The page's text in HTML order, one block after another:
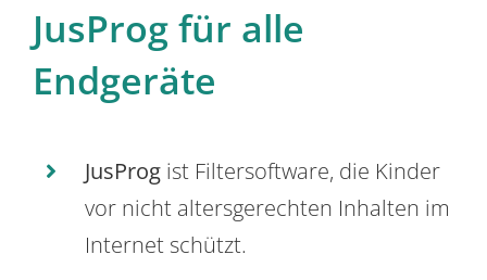
JusProg für alle
Endgeräte
JusProg ist Filtersoftware, die Kinder
vor nicht altersgerechten Inhalten im
Internet schützt.